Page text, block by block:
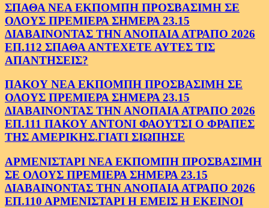
ΣΠΑΘΑ ΝΕΑ ΕΚΠΟΜΠΗ ΠΡΟΣΒΑΣΙΜΗ ΣΕ
ΟΛΟΥΣ ΠΡΕΜΙΕΡΑ ΣΗΜΕΡΑ 23.15
ΔΙΑΒΑΙΝΟΝΤΑΣ ΤΗΝ ΑΝΟΠΑΙΑ ΑΤΡΑΠΟ 2026
ΕΠ.112 ΣΠΑΘΑ ΑΝΤΕΧΕΤΕ ΑΥΤΕΣ ΤΙΣ
ΑΠΑΝΤΗΣΕΙΣ?
ΠΑΚΟΥ ΝΕΑ ΕΚΠΟΜΠΗ ΠΡΟΣΒΑΣΙΜΗ ΣΕ
ΟΛΟΥΣ ΠΡΕΜΙΕΡΑ ΣΗΜΕΡΑ 23.15
ΔΙΑΒΑΙΝΟΝΤΑΣ ΤΗΝ ΑΝΟΠΑΙΑ ΑΤΡΑΠΟ 2026
ΕΠ.111 ΠΑΚΟΥ ΑΝΤΟΝΙ ΦΑΟΥΤΣΙ Ο ΦΡΑΠΕΣ
ΤΗΣ ΑΜΕΡΙΚΗΣ.ΓΙΑΤΙ ΣΙΩΠΗΣΕ
ΑΡΜΕΝΙΣΤΑΡΙ ΝΕΑ ΕΚΠΟΜΠΗ ΠΡΟΣΒΑΣΙΜΗ
ΣΕ ΟΛΟΥΣ ΠΡΕΜΙΕΡΑ ΣΗΜΕΡΑ 23.15
ΔΙΑΒΑΙΝΟΝΤΑΣ ΤΗΝ ΑΝΟΠΑΙΑ ΑΤΡΑΠΟ 2026
ΕΠ.110 ΑΡΜΕΝΙΣΤΑΡΙ Η ΕΜΕΙΣ Η ΕΚΕΙΝΟΙ